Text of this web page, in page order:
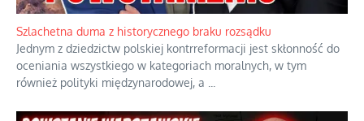
Szlachetna duma z historycznego braku rozsądku
Jednym z dziedzictw polskiej kontrreformacji jest skłonność do
oceniania wszystkiego w kategoriach moralnych, w tym
również polityki międzynarodowej, a